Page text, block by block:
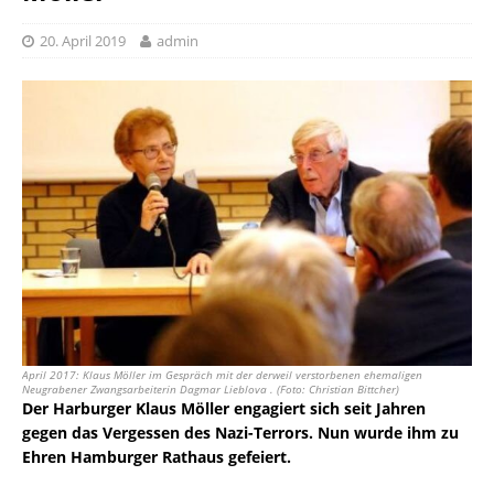
20. April 2019 admin
April 2017: Klaus Möller im Gespräch mit der derweil verstorbenen ehemaligen
Neugrabener Zwangsarbeiterin Dagmar Lieblova . (Foto: Christian Bittcher)
Der Harburger Klaus Möller engagiert sich seit Jahren
gegen das Vergessen des Nazi-Terrors. Nun wurde ihm zu
Ehren Hamburger Rathaus gefeiert.